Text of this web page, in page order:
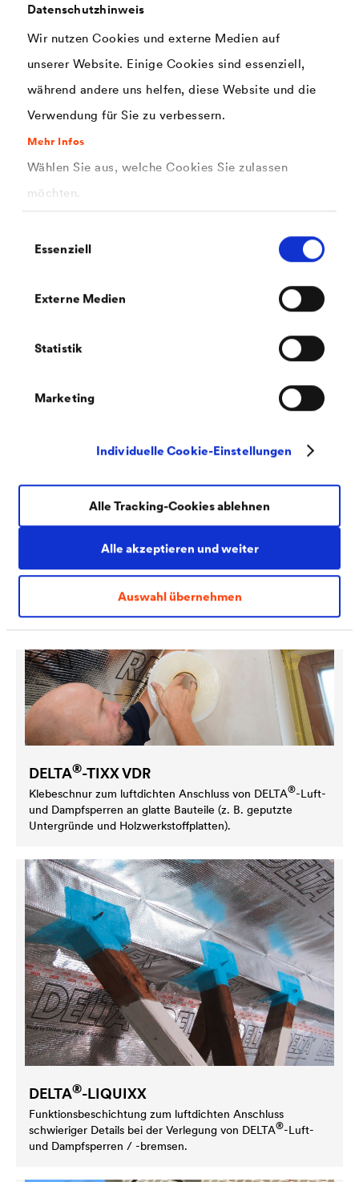
Datenschutzhinweis
Wir nutzen Cookies und externe Medien auf
unserer Website. Einige Cookies sind essenziell,
während andere uns helfen, diese Website und die
Verwendung für Sie zu verbessern.
Mehr Infos
Wählen Sie aus, welche Cookies Sie zulassen
möchten.
Essenziell
Externe Medien
Statistik
Marketing
Individuelle Cookie-Einstellungen
Alle akzeptieren und weiter
Auswahl übernehmen
Alle Tracking-Cookies ablehnen
DELTA ® -INSIDE-BAND
Einseitig klebendes Papierträger-Klebeband für den
Innenbereich. Von Hand abreißbar.
Dauerhaft zuverlässiger Kartuschkleber für den luftdichten
Anschluss von Luft- und Dampfsperren / -bremsen.
DELTA®-TIXX VDR
Klebeschnur zum luftdichten Anschluss von DELTA®-Luft-
und Dampfsperren an glatte Bauteile (z. B. geputzte
Untergründe und Holzwerkstoffplatten).
DELTA®-LIQUIXX
Funktionsbeschichtung zum luftdichten Anschluss
schwieriger Details bei der Verlegung von DELTA®-Luft-
und Dampfsperren / -bremsen.